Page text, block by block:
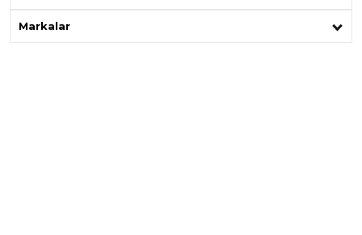
Markalar